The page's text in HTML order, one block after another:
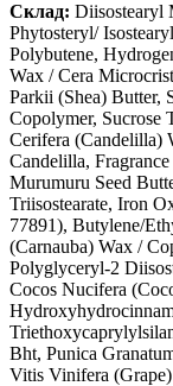
Склад: Diisostearyl
Phytosteryl/
Polybutene,
Wax / Cera
Parkii (Shea) Butter,
Copolymer, Sucrose
Cerifera (Candelilla)
Candelilla,
Murumuru Seed
Triisostearate, Iron
77891), Butylene/
(Carnauba) Wax /
Polyglyceryl-2
Cocos Nucifera
Bht, Punica
Vitis Vinifera (Grape)